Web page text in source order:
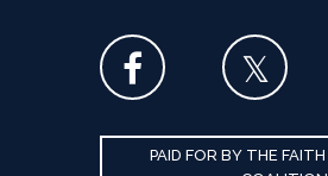
PAID FOR BY THE